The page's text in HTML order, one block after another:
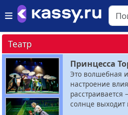
Театр
Принцесса
Это волшебная
настроение
солнце выходит